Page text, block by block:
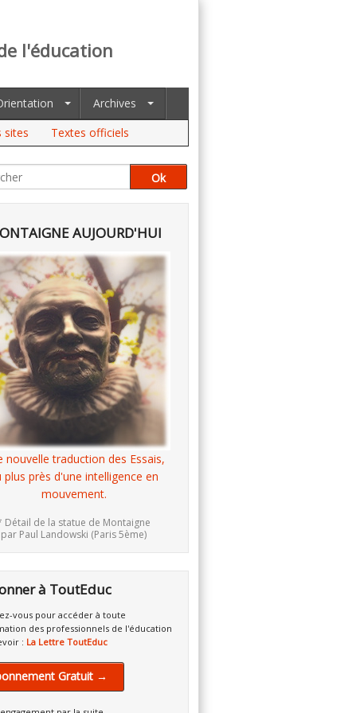
l'éducation
Archives
sites Textes officiels
AUJOURD'HUI
nouvelle traduction des Essais,
plus près d'une intelligence en
mouvement.
Détail de la statue de Montaigne
par Paul Landowski (Paris 5ème)
à ToutEduc
vous pour accéder à toute
des professionnels de l'éducation
: La Lettre ToutEduc
Gratuit →